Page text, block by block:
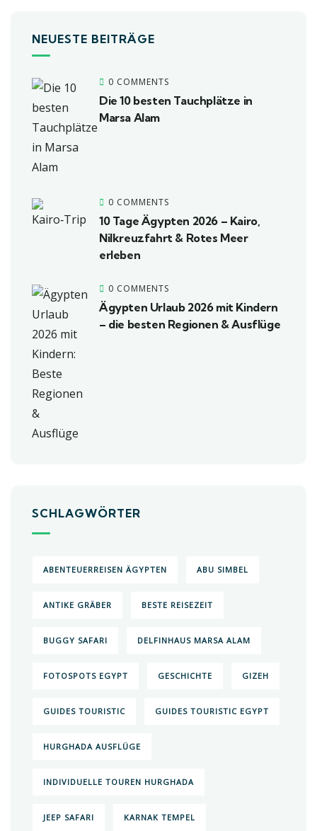
NEUESTE BEITRÄGE
0 COMMENTS
Die 10 besten Tauchplätze in
Marsa Alam
0 COMMENTS
10 Tage Ägypten 2026 – Kairo,
Nilkreuzfahrt & Rotes Meer
erleben
0 COMMENTS
Ägypten Urlaub 2026 mit Kindern
– die besten Regionen & Ausflüge
SCHLAGWÖRTER
ABENTEUERREISEN ÄGYPTEN ABU SIMBEL
ANTIKE GRÄBER BESTE REISEZEIT
BUGGY SAFARI DELFINHAUS MARSA ALAM
FOTOSPOTS EGYPT GESCHICHTE GIZEH
GUIDES TOURISTIC GUIDES TOURISTIC EGYPT
HURGHADA AUSFLÜGE
INDIVIDUELLE TOUREN HURGHADA
JEEP SAFARI KARNAK TEMPEL